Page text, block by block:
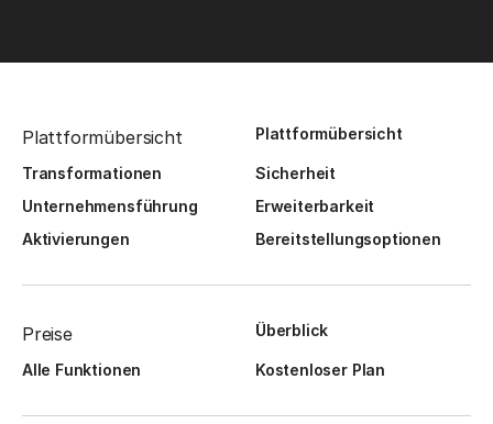
Plattformübersicht Plattformübersicht
Transformationen
Sicherheit
Unternehmensführung
Erweiterbarkeit
Aktivierungen
Bereitstellungsoptionen
Preise Überblick
Alle Funktionen Kostenloser Plan